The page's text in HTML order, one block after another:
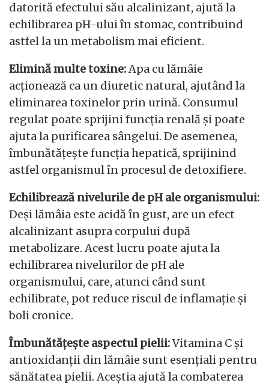
datorită efectului său alcalinizant, ajută la
echilibrarea pH-ului în stomac, contribuind
astfel la un metabolism mai eficient.
Elimină multe toxine:Apa cu lămâie
acționează ca un diuretic natural, ajutând la
eliminarea toxinelor prin urină. Consumul
regulat poate sprijini funcția renală și poate
ajuta la purificarea sângelui. De asemenea,
îmbunătățește funcția hepatică, sprijinind
astfel organismul în procesul de detoxifiere.
Echilibrează nivelurile de pH ale organismului:
Deși lămâia este acidă în gust, are un efect
alcalinizant asupra corpului după
metabolizare. Acest lucru poate ajuta la
echilibrarea nivelurilor de pH ale
organismului, care, atunci când sunt
echilibrate, pot reduce riscul de inflamație și
boli cronice.
Îmbunătățește aspectul pielii:Vitamina C și
antioxidanții din lămâie sunt esențiali pentru
sănătatea pielii. Aceștia ajută la combaterea